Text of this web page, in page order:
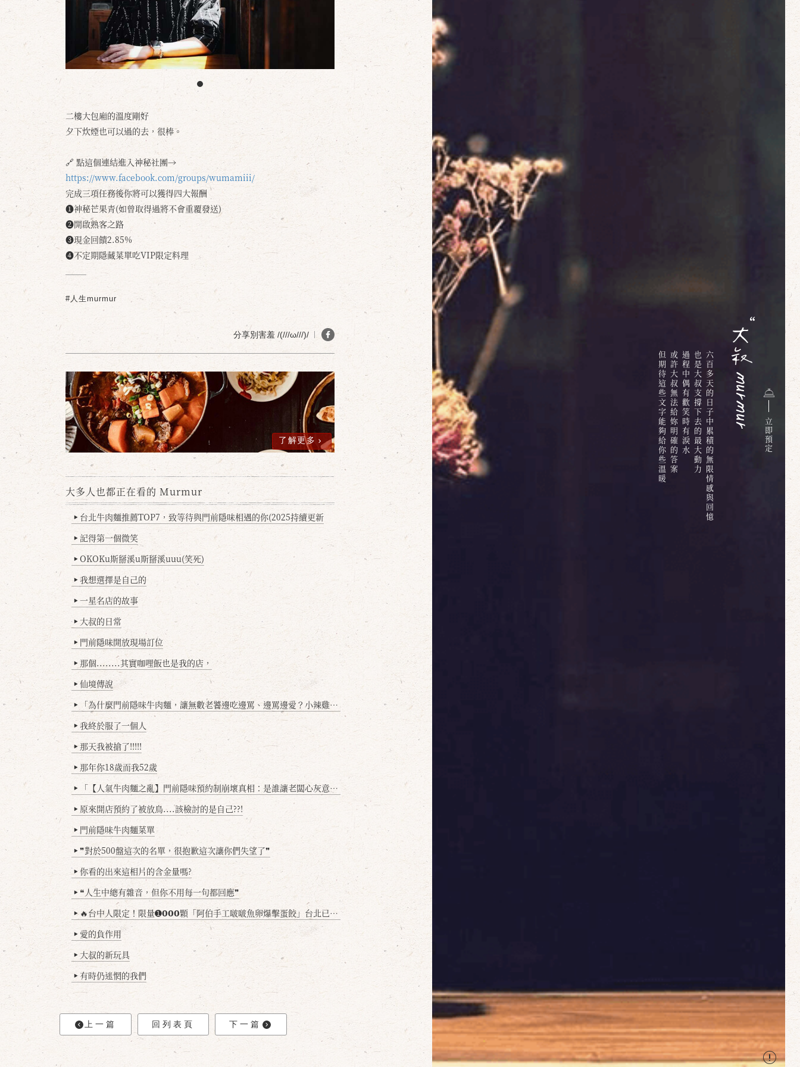
六百多天的日子中累積的無限情感與回憶
也是大叔支撐下去的最大動力
過程中偶有歡笑時有淚水
或許大叔無法給妳明確的答案
但期待這些文字能夠給你些溫暖
二樓大包廂的溫度剛好
夕下炊煙也可以過的去，很棒。
🔗 點這個連結進入神秘社團→
https://www.facebook.com/groups/wumamiii/
完成三項任務後你將可以獲得四大報酬
❶神秘芒果青(如曾取得過將不會重覆發送)
❷開啟熟客之路
❸現金回饋2.85%
❹不定期隱藏菜單吃VIP限定料理
#人生murmur
分享別害羞 /(///ω///)/
了解更多
大多人也都正在看的 Murmur
▶ 台北牛肉麵推薦TOP7，致等待與門前隱味相遇的你(2025持續更新
▶ 記得第一個微笑
▶ OKOKu斯掰溪u斯掰溪uuu(笑死)
▶ 我想選擇是自己的
▶ 一星名店的故事
▶ 大叔的日常
▶ 門前隱味開放現場訂位
▶ 那個........其實咖哩飯也是我的店，
▶ 仙境傳說
▶ 「為什麼門前隱味牛肉麵，讓無數老饕邊吃邊罵、邊罵邊愛？小辣雞揭密！」
▶ 我終於服了一個人
▶ 那天我被搶了!!!!!
▶ 那年你18歲而我52歲
▶ 「【人氣牛肉麵之亂】門前隱味預約制崩壞真相：是誰讓老闆心灰意冷？」
▶ 原來開店預約了被放鳥....該檢討的是自己??!
▶ 門前隱味牛肉麵菜單
▶ ❞對於500盤這次的名單，很抱歉這次讓你們失望了❞
▶ 你看的出來這相片的含金量嗎?
▶ ❝人生中總有雜音，但你不用每一句都回應❞
▶ 🔥台中人限定！限量➊𝟬𝟬𝟬顆「阿伯手工啵啵魚卵爆擊蛋餃」台北已被搶爆2萬顆，最後名額門前隱味只留給你！🥟💥
▶ 愛的負作用
▶ 大叔的新玩具
▶ 有時仍迷惘的我們
回列表頁
上一篇 下一篇
立
即
預
定
確定 取消